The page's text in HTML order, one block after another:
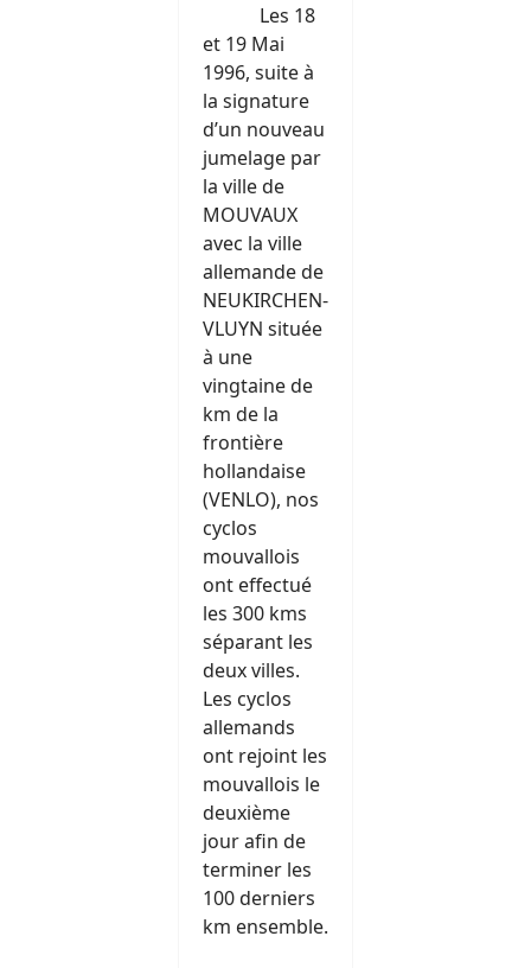
Les 18
et 19 Mai
1996, suite à
la signature
d’un nouveau
jumelage par
la ville de
MOUVAUX
avec la ville
allemande de
NEUKIRCHEN-
VLUYN située
à une
vingtaine de
km de la
frontière
hollandaise
(VENLO), nos
cyclos
mouvallois
ont effectué
les 300 kms
séparant les
deux villes.
Les cyclos
allemands
ont rejoint les
mouvallois le
deuxième
jour afin de
terminer les
100 derniers
km ensemble.